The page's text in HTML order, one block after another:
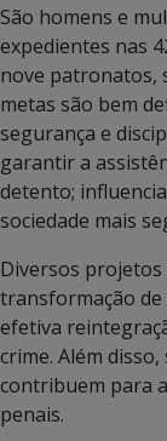
São homens e
expedientes nas
nove patronatos,
metas são bem
segurança e
garantir a
detento;
sociedade mais
Diversos
transformação
efetiva
crime. Além
contribuem para
penais.